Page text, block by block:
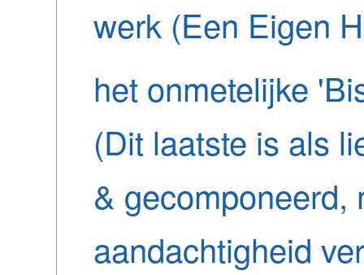
werk (Een Eigen
het onmetelijke
(Dit laatste is als
& gecomponeerd,
aandachtigheid